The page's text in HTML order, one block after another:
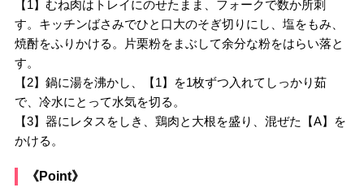
【1】むね肉はトレイにのせたまま、フォークで数か所刺
す。キッチンばさみでひと口大のそぎ切りにし、塩をもみ、
焼酎をふりかける。片栗粉をまぶして余分な粉をはらい落と
す。
【2】鍋に湯を沸かし、【1】を1枚ずつ入れてしっかり茹
で、冷水にとって水気を切る。
【3】器にレタスをしき、鶏肉と大根を盛り、混ぜた【A】を
かける。
《Point》